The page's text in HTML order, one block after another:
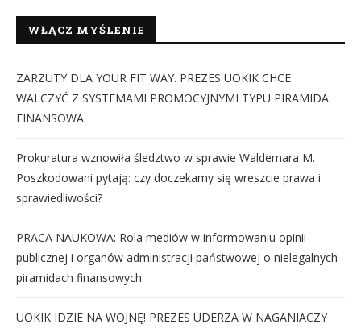
WŁĄCZ MYŚLENIE
ZARZUTY DLA YOUR FIT WAY. PREZES UOKIK CHCE
WALCZYĆ Z SYSTEMAMI PROMOCYJNYMI TYPU PIRAMIDA
FINANSOWA
Prokuratura wznowiła śledztwo w sprawie Waldemara M.
Poszkodowani pytają: czy doczekamy się wreszcie prawa i
sprawiedliwości?
PRACA NAUKOWA: Rola mediów w informowaniu opinii
publicznej i organów administracji państwowej o nielegalnych
piramidach finansowych
UOKIK IDZIE NA WOJNĘ! PREZES UDERZA W NAGANIACZY